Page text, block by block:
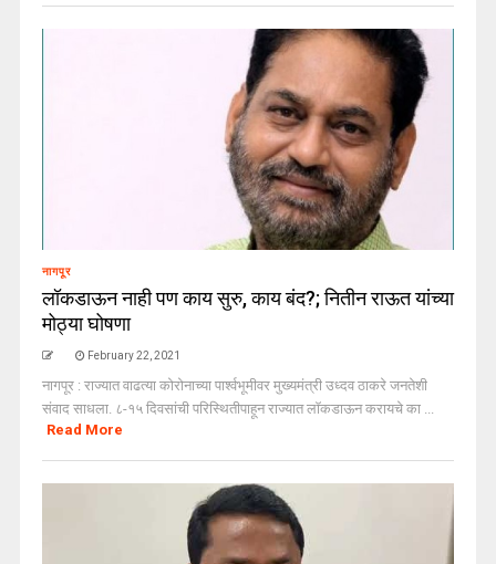
नागपूर
लॉकडाऊन नाही पण काय सुरु, काय बंद?; नितीन राऊत यांच्या
मोठ्या घोषणा
February 22, 2021
नागपूर : राज्यात वाढत्या कोरोनाच्या पार्श्वभूमीवर मुख्यमंत्री उध्दव ठाकरे जनतेशी
संवाद साधला. ८-१५ दिवसांची परिस्थितीपाहून राज्यात लाॅकडाऊन करायचे का ...
Read More